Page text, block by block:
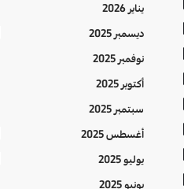
يناير 2026
ديسمبر 2025
نوفمبر 2025
أكتوبر 2025
سبتمبر 2025
أغسطس 2025
يوليو 2025
يونيو 2025